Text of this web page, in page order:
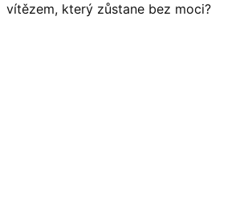
vítězem, který zůstane bez moci?